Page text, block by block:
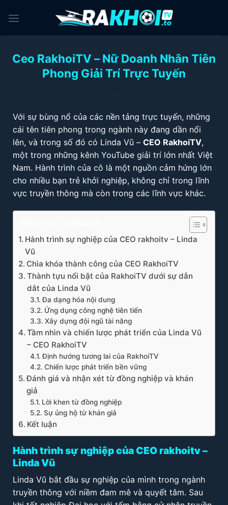
đến
Ceo RakhoiTV – Nữ Doanh Nhân Tiên
Phong Giải Trí Trực Tuyến
Với sự bùng nổ của các nền tảng trực tuyến, những
cái tên tiên phong trong ngành này đang dần nổi
lên, và trong số đó có Linda Vũ – CEO RakhoiTV,
một trong những kênh YouTube giải trí lớn nhất Việt
Nam. Hành trình của cô là một nguồn cảm hứng lớn
cho nhiều bạn trẻ khởi nghiệp, không chỉ trong lĩnh
vực truyền thông mà còn trong các lĩnh vực khác.
Hành trình sự nghiệp của CEO rakhoitv – Linda
Vũ
Chìa khóa thành công của CEO RakhoiTV
Thành tựu nổi bật của RakhoiTV dưới sự dẫn
dắt của Linda Vũ
Đa dạng hóa nội dung
Ứng dụng công nghệ tiên tiến
Xây dựng đội ngũ tài năng
Tầm nhìn và chiến lược phát triển của Linda Vũ
– CEO RakhoiTV
Định hướng tương lai của RakhoiTV
Chiến lược phát triển bền vững
Đánh giá và nhận xét từ đồng nghiệp và khán
giả
Lời khen từ đồng nghiệp
Sự ủng hộ từ khán giả
Kết luận
Hành trình sự nghiệp của CEO rakhoitv –
Linda Vũ
Linda Vũ bắt đầu sự nghiệp của mình trong ngành
truyền thông với niềm đam mê và quyết tâm. Sau